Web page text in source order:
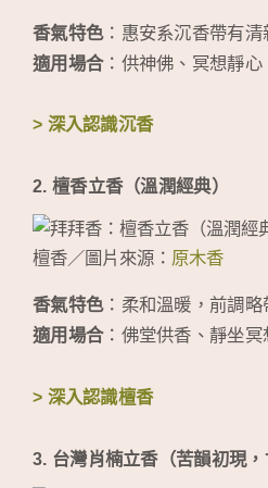
香氣特色：惠安系沉香帶有
適用場合：供神佛、冥想靜心
> 深入認識沉香
2. 檀香立香（溫潤經典）
檀香／圖片來源： 原木香
香氣特色：柔和溫暖，前調
適用場合：佛堂供香、靜坐冥
> 深入認識檀香
3. 台灣肖楠立香（苦韻初現，